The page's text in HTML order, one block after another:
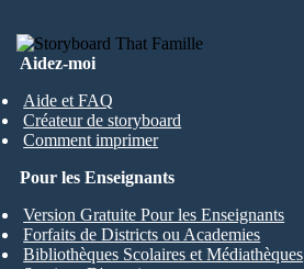
Aidez-moi
Aide et FAQ
Créateur de storyboard
Comment imprimer
Pour les Enseignants
Version Gratuite Pour les Enseignants
Forfaits de Districts ou Academies
Bibliothèques Scolaires et Médiathèques